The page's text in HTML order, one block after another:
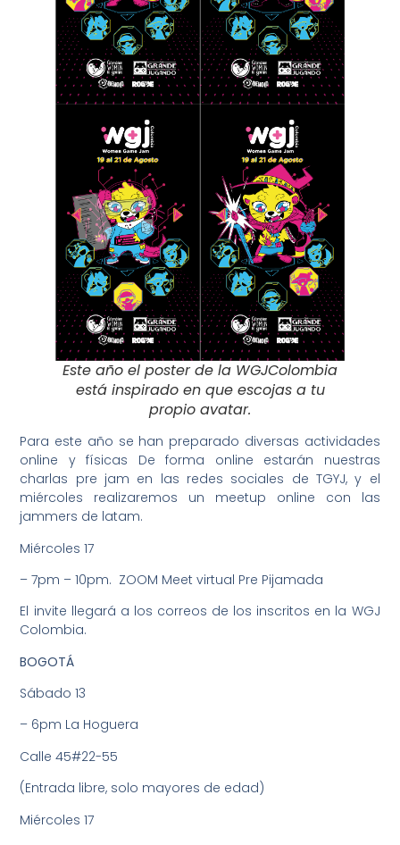
Este año el poster de la WGJColombia
está inspirado en que escojas a tu
propio avatar.
Para este año se han preparado diversas actividades
online y físicas De forma online estarán nuestras
charlas pre jam en las redes sociales de TGYJ, y el
miércoles realizaremos un meetup online con las
jammers de latam.
Miércoles 17
– 7pm – 10pm. ZOOM Meet virtual Pre Pijamada
El invite llegará a los correos de los inscritos en la WGJ
Colombia.
BOGOTÁ
Sábado 13
– 6pm La Hoguera
Calle 45#22-55
(Entrada libre, solo mayores de edad)
Miércoles 17